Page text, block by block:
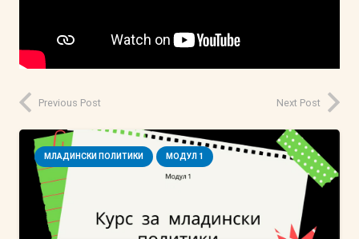
Previous Post Next Post
МЛАДИНСКИ ПОЛИТИКИ МОДУЛ 1